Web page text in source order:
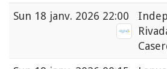
Sun 18 janv. 2026 22:00